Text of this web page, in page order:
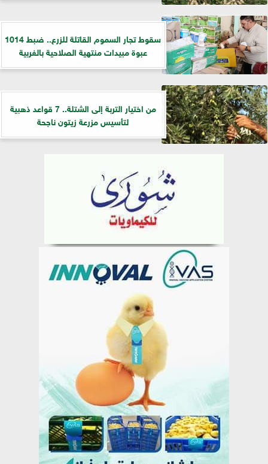
سقوط تجار السموم القاتلة للزرع.. ضبط 1014
عبوة مبيدات منتهية الصلاحية بالغربية
من اختيار التربة إلى الشتلة.. 7 قواعد ذهبية
لتأسيس مزرعة زيتون ناجحة